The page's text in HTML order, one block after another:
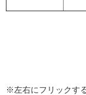
※左右にフリックす